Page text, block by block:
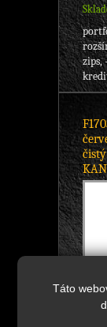
Táto
zips,